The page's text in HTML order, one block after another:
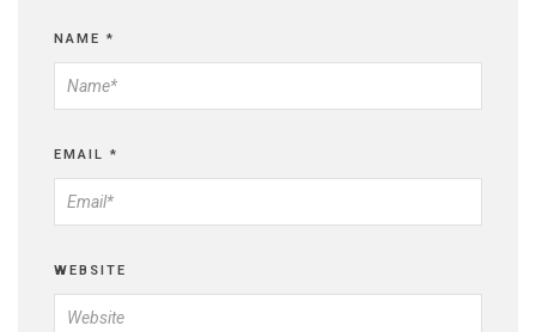
NAME *
EMAIL *
WEBSITE